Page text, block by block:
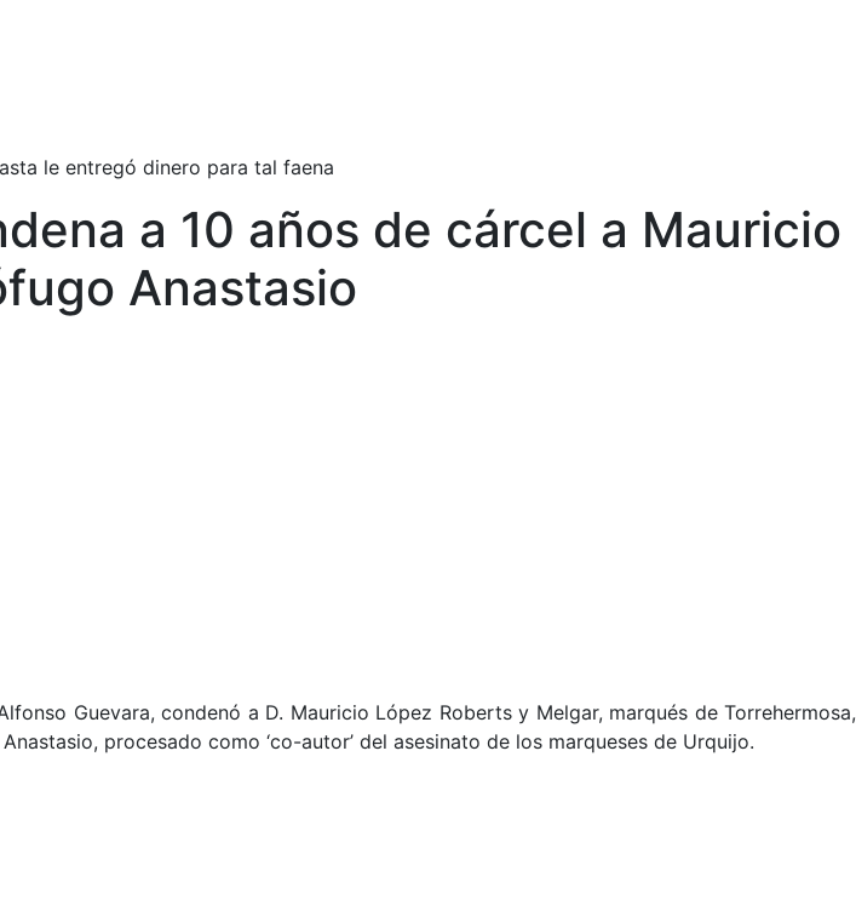
le entregó dinero para tal faena
a 10 años de cárcel a Mauricio
Anastasio
Guevara, condenó a D. Mauricio López Roberts y Melgar, marqués de Torrehermosa,
procesado como ‘co-autor’ del asesinato de los marqueses de Urquijo.